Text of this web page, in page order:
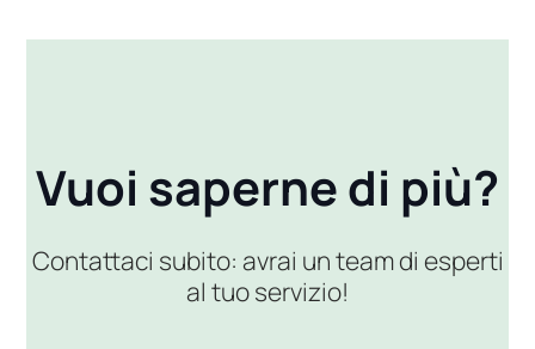
Vuoi saperne di più?
Contattaci subito: avrai un team di esperti
al tuo servizio!